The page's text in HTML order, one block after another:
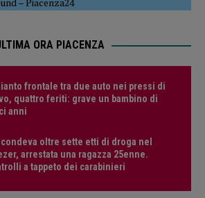
ORA PIACENZA
frontale tra due auto nei pressi di
quattro feriti: grave un bambino di
anni
oltre sette etti di droga nel
arrestata una ragazza 25enne.
a tappeto dei carabinieri